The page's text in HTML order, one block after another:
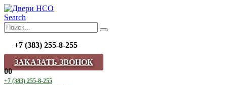
Search
+7 (383) 255-8-255
ЗАКАЗАТЬ ЗВОНОК
00
+7 (383) 255-8-255